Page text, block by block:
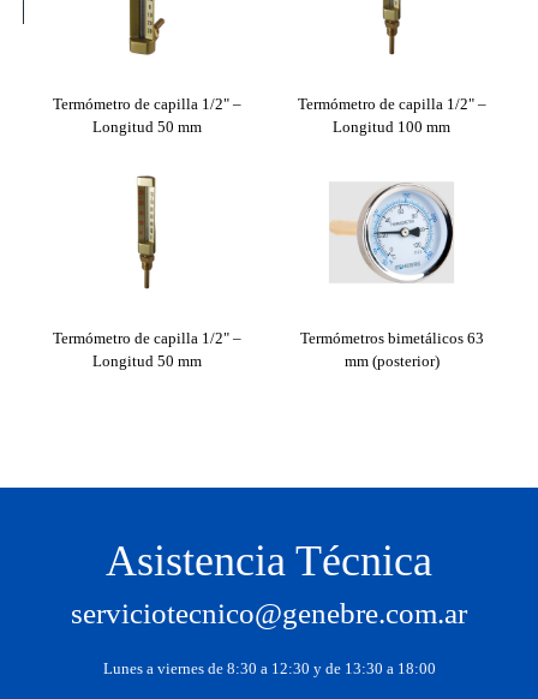
Termómetro de capilla 1/2" –
Longitud 50 mm
Termómetro de capilla 1/2" –
Longitud 100 mm
Termómetro de capilla 1/2" –
Longitud 50 mm
Termómetros bimetálicos 63
mm (posterior)
Asistencia Técnica
serviciotecnico@genebre.com.ar
Lunes a viernes de 8:30 a 12:30 y de 13:30 a 18:00